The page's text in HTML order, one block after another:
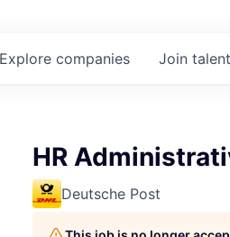
Explore companies Join
HR
Deutsche Post